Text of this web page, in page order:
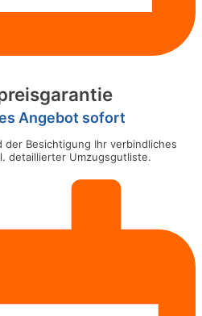
Angebot sofort
der Besichtigung Ihr verbindliches
detaillierter Umzugsgutliste.